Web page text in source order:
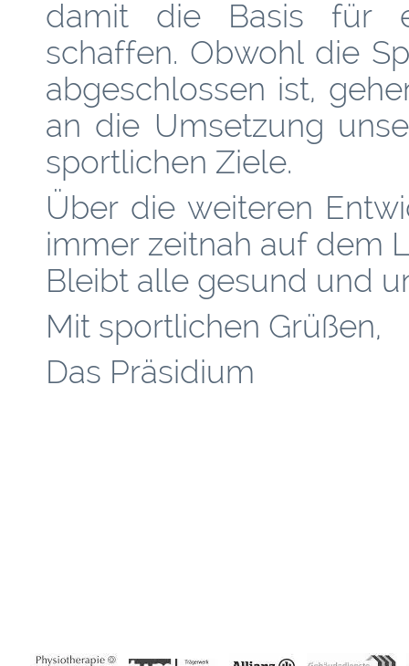
damit die Basis für
schaffen. Obwohl die
abgeschlossen ist,
an die Umsetzung
sportlichen Ziele.
Über die weiteren
immer zeitnah auf dem
Bleibt alle gesund und
Mit sportlichen Grüßen,
Das Präsidium